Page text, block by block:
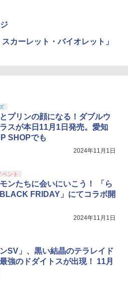
カーレット・バイオレット」
プリンの顔になる！ダブルウ
スが本日11月1日発売。愛知
SHOPでも
2024年11月1日
ベント
ンたちに会いにいこう！ 「ら
FRIDAY」にてコラボ開
2024年11月1日
ンSV」、黒い結晶のテラレイド
強のドダイトスが出現！ 11月